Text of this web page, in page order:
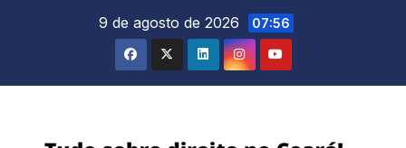
9 de agosto de 2026 07:56